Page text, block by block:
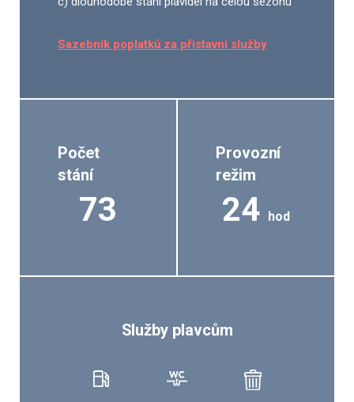
Sazebník poplatků za přístavní služby
Počet
stání
73
Provozní
režim
24 hod
Služby plavcům